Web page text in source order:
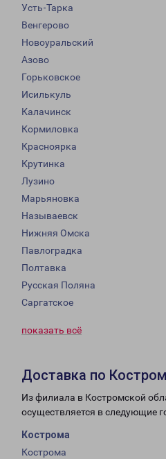
Усть-Тарка
Венгерово
Новоуральский
Азово
Горьковское
Исилькуль
Калачинск
Кормиловка
Красноярка
Крутинка
Лузино
Марьяновка
Называевск
Нижняя Омска
Павлоградка
Полтавка
Русская Поляна
Саргатское
показать всё
Доставка по
Из филиала в Костромской
осуществляется в следующие
Кострома
Кострома